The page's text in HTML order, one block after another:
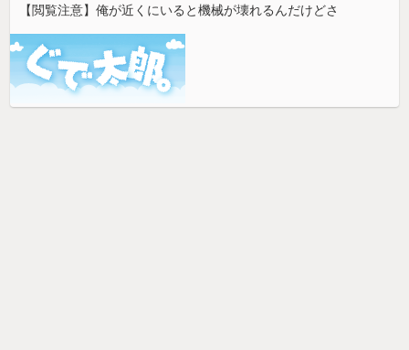
【閲覧注意】俺が近くにいると機械が壊れるんだけどさ